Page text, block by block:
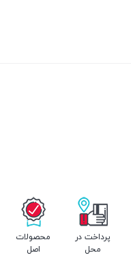
پرداخت در
محل
محصولات
اصل